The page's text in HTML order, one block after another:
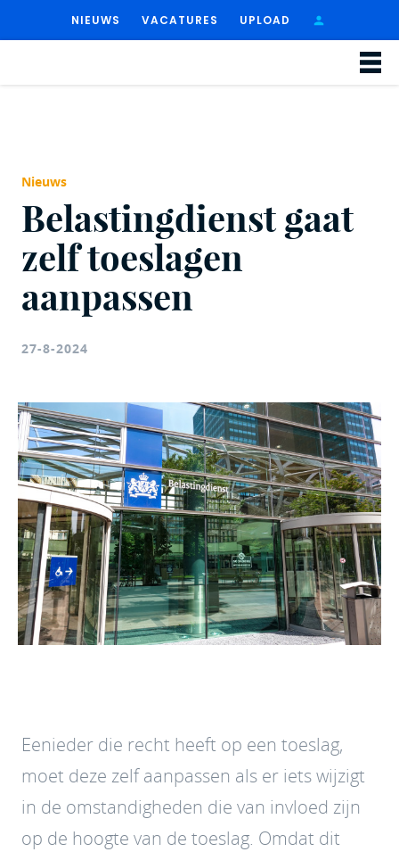
NIEUWS VACATURES UPLOAD
Nieuws
Belastingdienst gaat
zelf toeslagen
aanpassen
27-8-2024
Eenieder die recht heeft op een toeslag,
moet deze zelf aanpassen als er iets wijzigt
in de omstandigheden die van invloed zijn
op de hoogte van de toeslag. Omdat dit